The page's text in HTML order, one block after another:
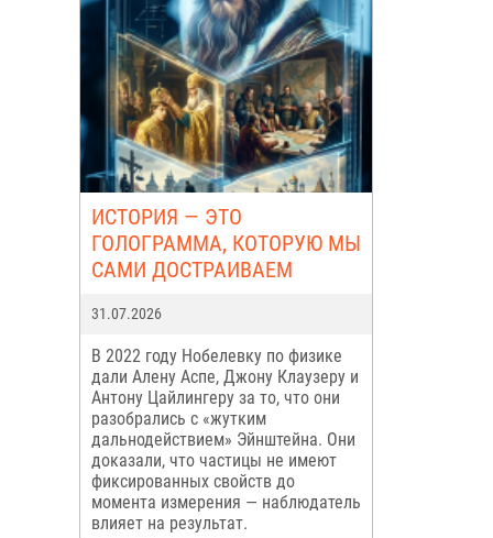
ИСТОРИЯ — ЭТО
ГОЛОГРАММА, КОТОРУЮ МЫ
САМИ ДОСТРАИВАЕМ
31.07.2026
В 2022 году Нобелевку по физике
дали Алену Аспе, Джону Клаузеру и
Антону Цайлингеру за то, что они
разобрались с «жутким
дальнодействием» Эйнштейна. Они
доказали, что частицы не имеют
фиксированных свойств до
момента измерения — наблюдатель
влияет на результат.